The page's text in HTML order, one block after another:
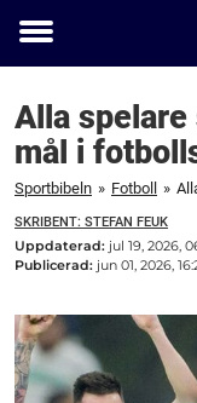
Toggle
Alla
mål i
Sportbibeln » Fotboll »
SKRIBENT: STEFAN FEUK
Uppdaterad: jul 19, 2026,
Publicerad: jun 01, 2026,